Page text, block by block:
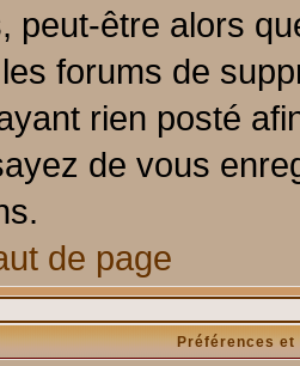
peut-être alors
forums de
rien posté
de vous
de page
Préférences